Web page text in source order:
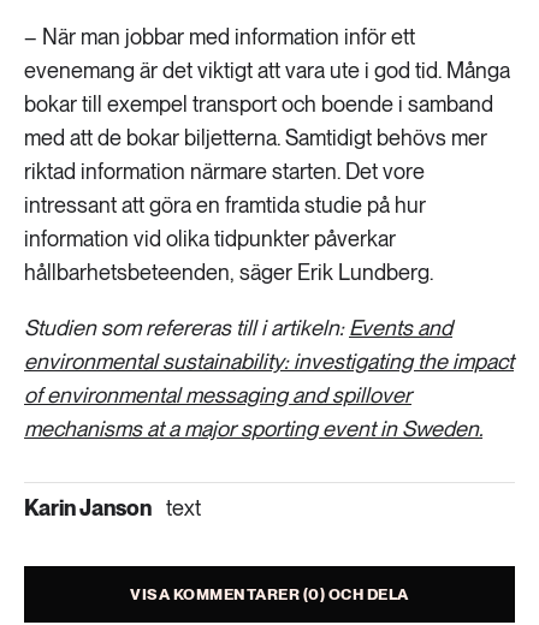
– När man jobbar med information inför ett
evenemang är det viktigt att vara ute i god tid. Många
bokar till exempel transport och boende i samband
med att de bokar biljetterna. Samtidigt behövs mer
riktad information närmare starten. Det vore
intressant att göra en framtida studie på hur
information vid olika tidpunkter påverkar
hållbarhetsbeteenden, säger Erik Lundberg.
Studien som refereras till i artikeln:Events and
environmental sustainability: investigating the impact
of environmental messaging and spillover
mechanisms at a major sporting event in Sweden.
Karin Janson text
VISA KOMMENTARER (0) OCH DELA